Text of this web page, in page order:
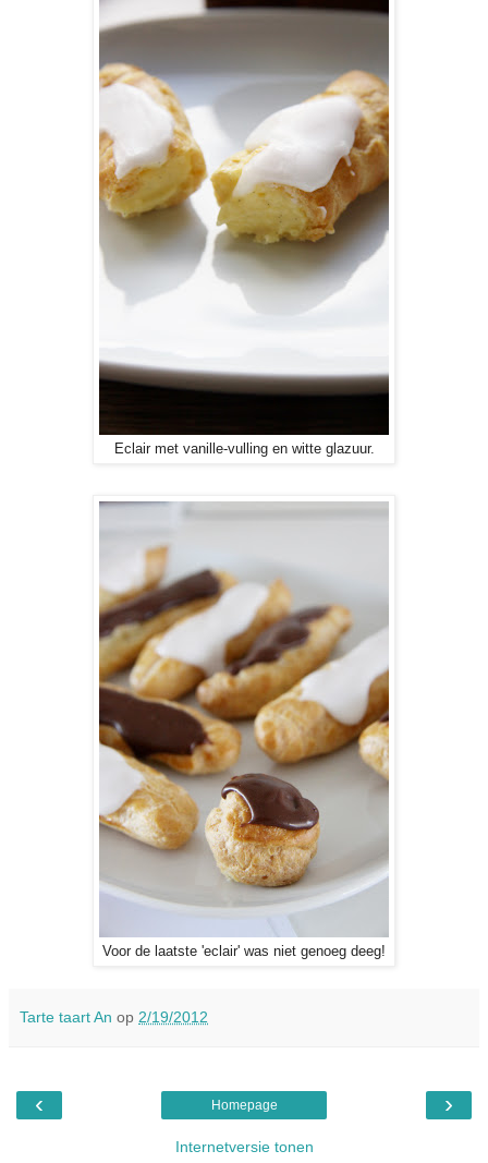
Eclair met vanille-vulling en witte glazuur.
Voor de laatste 'eclair' was niet genoeg deeg!
Tarte taart An op 2/19/2012
‹ ›
Homepage
Internetversie tonen